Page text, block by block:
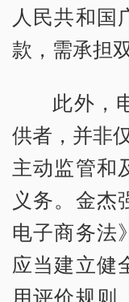
人民共和国
款，需承担
此外，
供者，并非
主动监管和
义务。金杰
电子商务法
应当建立健
用评价规则